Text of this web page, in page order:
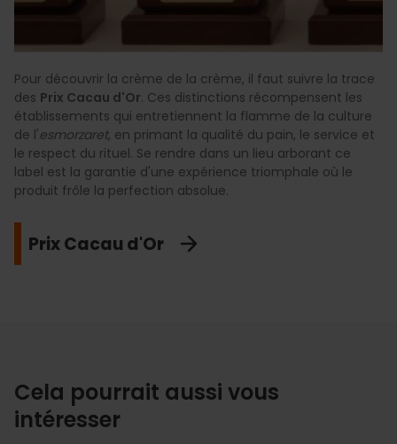
Pour découvrir la crème de la crème, il faut suivre la trace
des Prix Cacau d'Or. Ces distinctions récompensent les
établissements qui entretiennent la flamme de la culture
de l'esmorzaret, en primant la qualité du pain, le service et
le respect du rituel. Se rendre dans un lieu arborant ce
label est la garantie d'une expérience triomphale où le
produit frôle la perfection absolue.
Prix Cacau d'Or
Cela pourrait aussi vous
intéresser